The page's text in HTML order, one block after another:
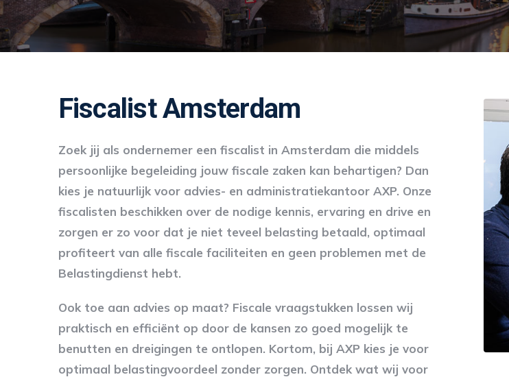
Fiscalist Amsterdam
Zoek jij als ondernemer een fiscalist in Amsterdam die middels
persoonlijke begeleiding jouw fiscale zaken kan behartigen? Dan
kies je natuurlijk voor advies- en administratiekantoor AXP. Onze
fiscalisten beschikken over de nodige kennis, ervaring en drive en
zorgen er zo voor dat je niet teveel belasting betaald, optimaal
profiteert van alle fiscale faciliteiten en geen problemen met de
Belastingdienst hebt.
Ook toe aan advies op maat? Fiscale vraagstukken lossen wij
praktisch en efficiënt op door de kansen zo goed mogelijk te
benutten en dreigingen te ontlopen. Kortom, bij AXP kies je voor
optimaal belastingvoordeel zonder zorgen. Ontdek wat wij voor